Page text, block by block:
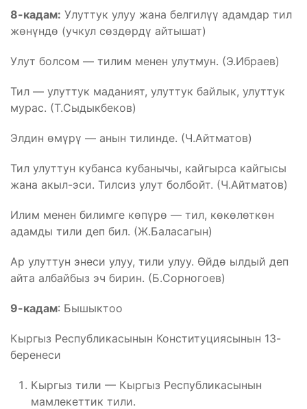
8-кадам: Улуттук улуу жана белгилүү адамдар тил
жөнүндө (учкул сөздөрдү айтышат)
Улут болсом — тилим менен улутмун. (Э.Ибраев)
Тил — улуттук маданият, улуттук байлык, улуттук
мурас. (Т.Сыдыкбеков)
Элдин өмүрү — анын тилинде. (Ч.Айтматов)
Тил улуттун кубанса кубанычы, кайгырса кайгысы
жана акыл-эси. Тилсиз улут болбойт. (Ч.Айтматов)
Илим менен билимге көпүрө — тил, көкөлөткөн
адамды тили деп бил. (Ж.Баласагын)
Ар улуттун энеси улуу, тили улуу. Өйдө ылдый деп
айта албайбыз эч бирин. (Б.Сорногоев)
9-кадам: Бышыктоо
Кыргыз Республикасынын Конституциясынын 13-
беренеси
Кыргыз тили — Кыргыз Республикасынын
мамлекеттик тили.